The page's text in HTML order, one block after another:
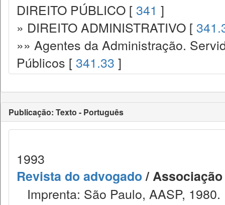
DIREITO PÚBLICO [ 341 ]
» DIREITO ADMINISTRATIVO [
»» Agentes da Administração.
Públicos [ 341.33 ]
Publicação: Texto - Português
1993
Revista do advogado/
Imprenta: São Paulo, AASP, 1980.